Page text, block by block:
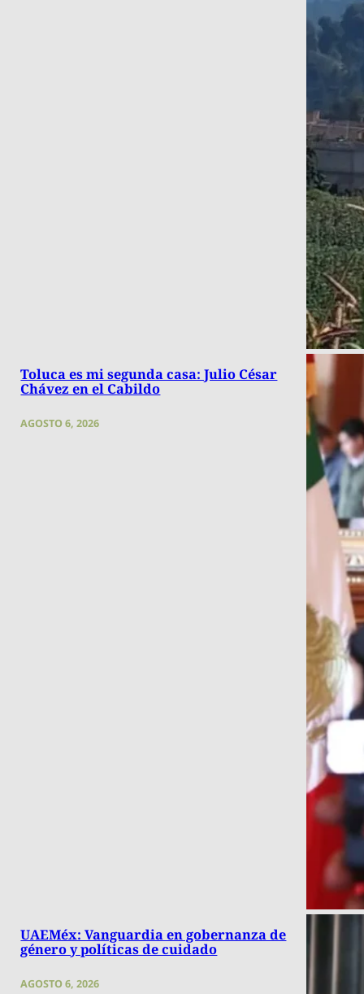
Toluca es mi segunda casa: Julio César
Chávez en el Cabildo
AGOSTO 6, 2026
UAEMéx: Vanguardia en gobernanza de
género y políticas de cuidado
AGOSTO 6, 2026